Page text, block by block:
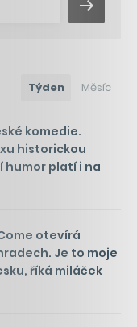
Týden Měsíc
komedie.
historickou
humor platí i na
otevírá
Je to moje
říká miláček